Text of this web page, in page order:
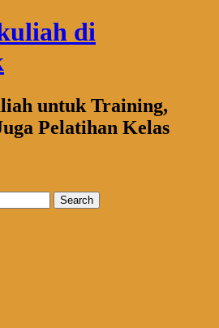
di
untuk Training,
Pelatihan Kelas